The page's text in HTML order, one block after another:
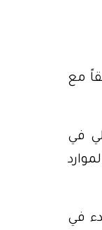
مع
في
في